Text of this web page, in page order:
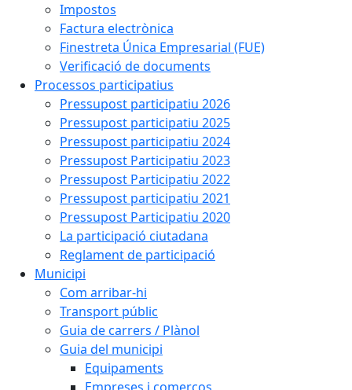
Impostos
Factura electrònica
Finestreta Única Empresarial (FUE)
Verificació de documents
Processos participatius
Pressupost participatiu 2026
Pressupost participatiu 2025
Pressupost participatiu 2024
Pressupost Participatiu 2023
Pressupost Participatiu 2022
Pressupost participatiu 2021
Pressupost Participatiu 2020
La participació ciutadana
Reglament de participació
Municipi
Com arribar-hi
Transport públic
Guia de carrers / Plànol
Guia del municipi
Equipaments